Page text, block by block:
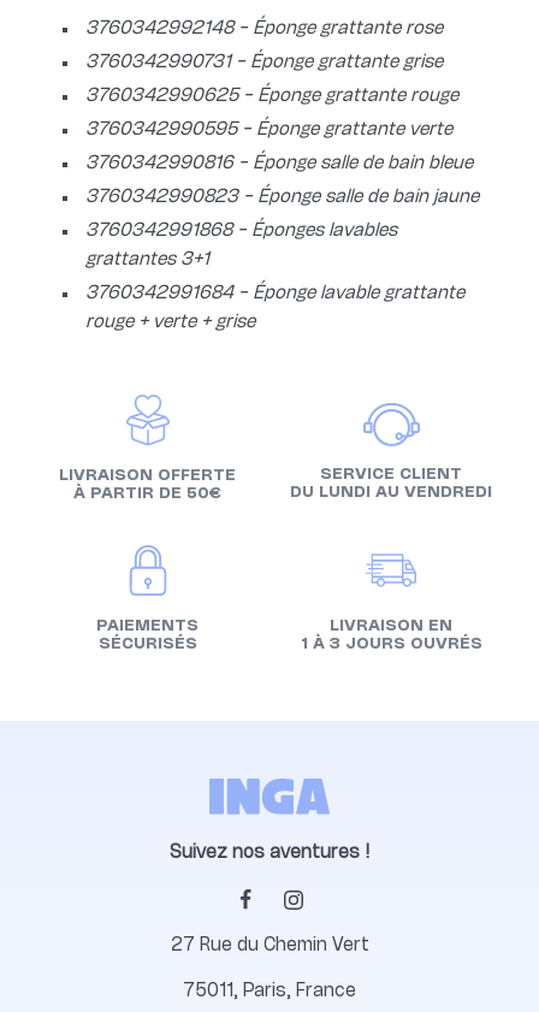
3760342992148 - Éponge grattante rose
3760342990731 - Éponge grattante grise
3760342990625 - Éponge grattante rouge
3760342990595 - Éponge grattante verte
3760342990816 - Éponge salle de bain bleue
3760342990823 - Éponge salle de bain jaune
3760342991868 - Éponges lavables
grattantes 3+1
3760342991684 - Éponge lavable grattante
rouge + verte + grise
LIVRAISON OFFERTE
À PARTIR DE 50€
SERVICE CLIENT
DU LUNDI AU VENDREDI
PAIEMENTS
SÉCURISÉS
LIVRAISON EN
1 À 3 JOURS OUVRÉS
Suivez nos aventures !
27 Rue du Chemin Vert
75011, Paris, France